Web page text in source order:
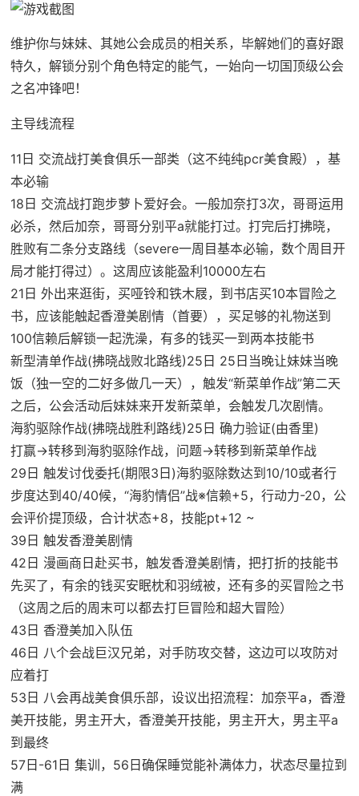
维护你与妹妹、其她公会成员的相关系，毕解她们的喜好跟
特久，解锁分别个角色特定的能气，一始向一切国顶级公会
之名冲锋吧！
主导线流程
11日 交流战打美食俱乐一部类（这不纯纯pcr美食殿），基
本必输
18日 交流战打跑步萝卜爱好会。一般加奈打3次，哥哥运用
必杀，然后加奈，哥哥分别平a就能打过。打完后打拂晓，
胜败有二条分支路线（severe一周目基本必输，数个周目开
局才能打得过）。这周应该能盈利10000左右
21日 外出来逛街，买哑铃和铁木屐，到书店买10本冒险之
书，应该能触起香澄美剧情（首要），买足够的礼物送到
100信赖后解锁一起洗澡，有多的钱买一到两本技能书
新型清单作战(拂晓战败北路线)25日 25日当晚让妹妹当晚
饭（独一空的二好多做几一天），触发“新菜单作战”第二天
之后，公会活动后妹妹来开发新菜单，会触发几次剧情。
海豹驱除作战(拂晓战胜利路线)25日 确力验证(由香里)
打赢→转移到海豹驱除作战，问题→转移到新菜单作战
29日 触发讨伐委托(期限3日)海豹驱除数达到10/10或者行
步度达到40/40候，“海豹情侣”战※信赖+5，行动力-20，公
会评价提顶级，合计状态+8，技能pt+12 ~
39日 触发香澄美剧情
42日 漫画商日赴买书，触发香澄美剧情，把打折的技能书
先买了，有余的钱买安眠枕和羽绒被，还有多的买冒险之书
（这周之后的周末可以都去打巨冒险和超大冒险）
43日 香澄美加入队伍
46日 八个会战巨汉兄弟，对手防攻交替，这边可以攻防对
应着打
53日 八会再战美食俱乐部，设议出招流程：加奈平a，香澄
美开技能，男主开大，香澄美开技能，男主开大，男主平a
到最终
57日-61日 集训，56日确保睡觉能补满体力，状态尽量拉到
满